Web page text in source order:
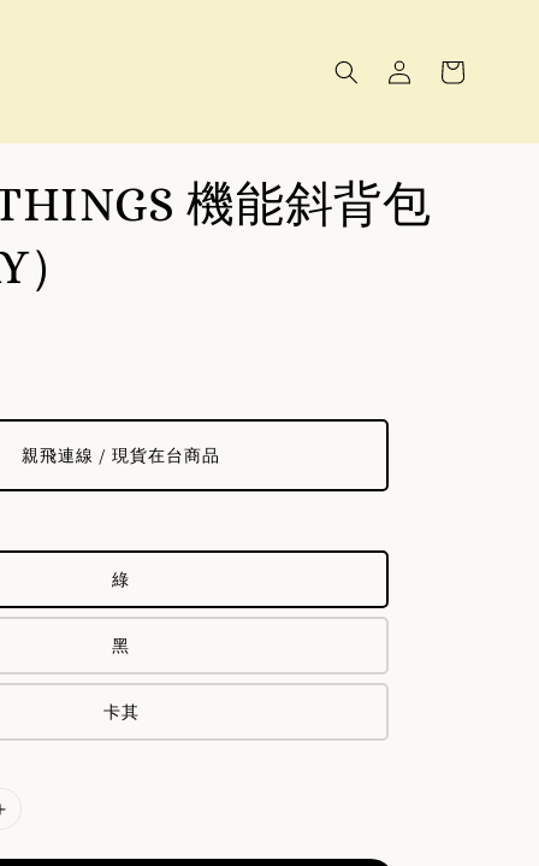
機能斜背包
）
親飛連線 / 現貨在台商品
綠
黑
卡其